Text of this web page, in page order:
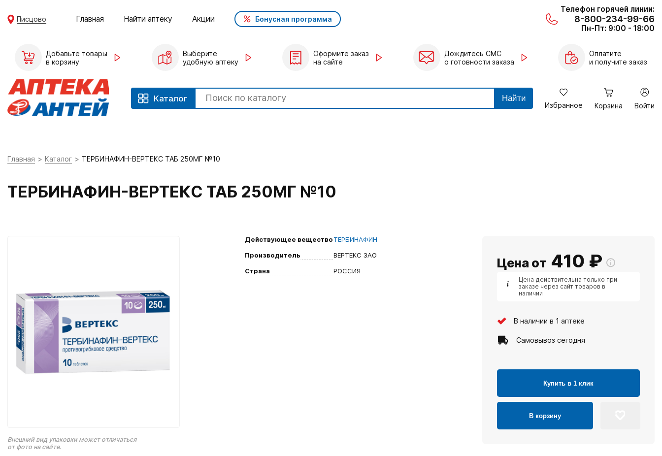
Писцово Главная Найти аптеку Акции Бонусная программа
Телефон горячей линии:
8-800-234-99-66
Пн-Пт: 9:00 - 18:00
Добавьте товары
в корзину
Выберите
удобную аптеку
Оформите заказ
на сайте
Дождитесь СМС
о готовности заказа
Оплатите
и получите заказ
Каталог Найти
Избранное Корзина Войти
Главная Каталог ТЕРБИНАФИН-ВЕРТЕКС ТАБ 250МГ №10
ТЕРБИНАФИН-ВЕРТЕКС ТАБ 250МГ №10
Внешний вид упаковки может отличаться
от фото на сайте.
Действующее веществоТЕРБИНАФИН
Производитель
ВЕРТЕКС ЗАО
Страна
РОССИЯ
Цена от 410 ₽
Цена действительна только при
заказе через сайт товаров в
наличии
В наличии в 1 аптеке
Самовывоз сегодня
Купить в 1 клик
В корзину